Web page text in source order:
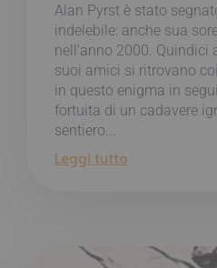
Alan Pyrst è stato
indelebile: anche sua
nell’anno 2000. Quindici
suoi amici si ritrovano
in questo enigma in
fortuita di un cadavere
sentiero...
Leggi tutto